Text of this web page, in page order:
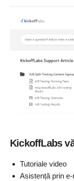
KickoffLabs
Tutoriale video
Asistență prin